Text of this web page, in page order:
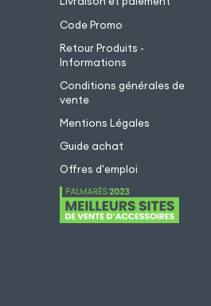
Code Promo
Retour Produits -
Informations
Conditions générales de
vente
Mentions Légales
Guide achat
Offres d'emploi